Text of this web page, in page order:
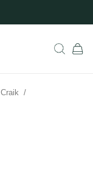
Craik /